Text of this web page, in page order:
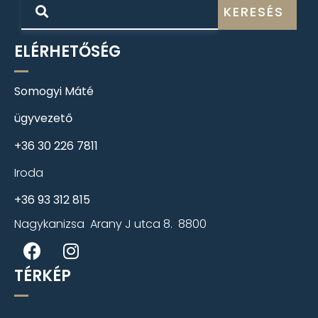
KERESÉS
ELÉRHETŐSÉG
Somogyi Máté
ügyvezető
+36 30 226 7811
Iroda
+36 93 312 815
Nagykanizsa Arany J utca 8. 8800
TÉRKÉP